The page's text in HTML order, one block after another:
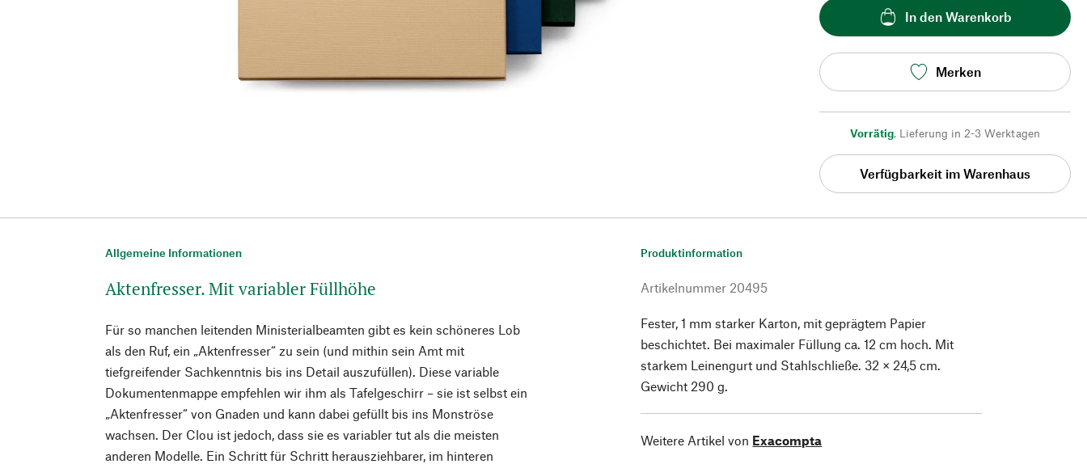
In den Warenkorb
Merken
Vorrätig, Lieferung in 2-3 Werktagen
Verfügbarkeit im Warenhaus
Allgemeine Informationen
Aktenfresser. Mit variabler Füllhöhe
Für so manchen leitenden Ministerialbeamten gibt es kein schöneres Lob
als den Ruf, ein „Aktenfresser“ zu sein (und mithin sein Amt mit
tiefgreifender Sachkenntnis bis ins Detail auszufüllen). Diese variable
Dokumentenmappe empfehlen wir ihm als Tafelgeschirr – sie ist selbst ein
„Aktenfresser“ von Gnaden und kann dabei gefüllt bis ins Monströse
wachsen. Der Clou ist jedoch, dass sie es variabler tut als die meisten
anderen Modelle. Ein Schritt für Schritt herausziehbarer, im hinteren
Produktinformation
Artikelnummer 20495
Fester, 1 mm starker Karton, mit geprägtem Papier
beschichtet. Bei maximaler Füllung ca. 12 cm hoch. Mit
starkem Leinengurt und Stahlschließe. 32 × 24,5 cm.
Gewicht 290 g.
Weitere Artikel von Exacompta